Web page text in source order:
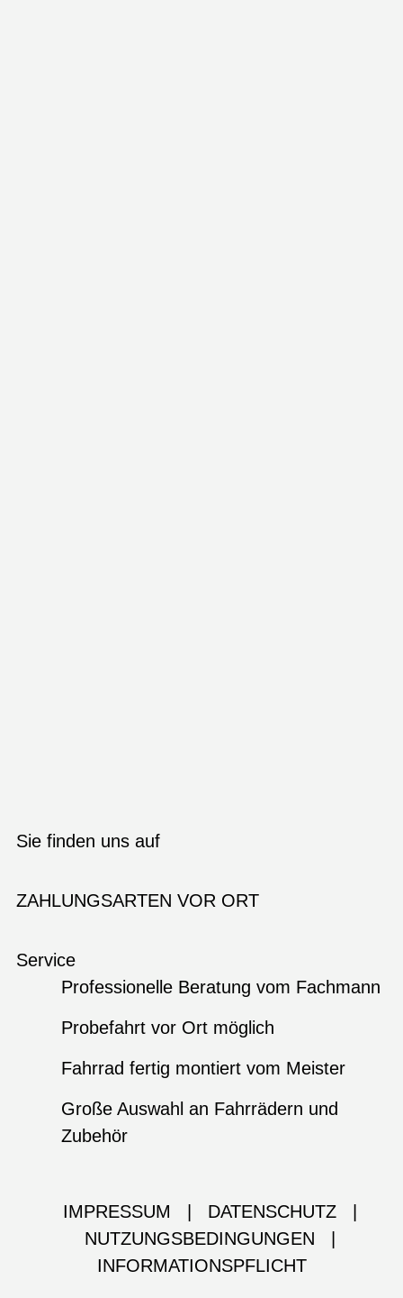
Sie finden uns auf
ZAHLUNGSARTEN VOR ORT
Service
Professionelle Beratung vom Fachmann
Probefahrt vor Ort möglich
Fahrrad fertig montiert vom Meister
Große Auswahl an Fahrrädern und
Zubehör
IMPRESSUM DATENSCHUTZ
NUTZUNGSBEDINGUNGEN
INFORMATIONSPFLICHT